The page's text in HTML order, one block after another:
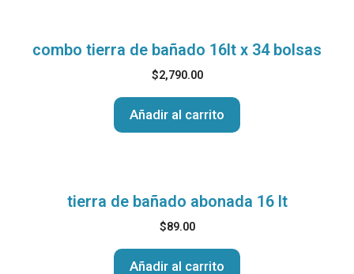
combo tierra de bañado 16lt x 34 bolsas
$2,790.00
Añadir al carrito
tierra de bañado abonada 16 lt
$89.00
Añadir al carrito